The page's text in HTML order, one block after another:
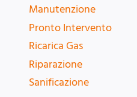
Manutenzione
Pronto Intervento
Ricarica Gas
Riparazione
Sanificazione